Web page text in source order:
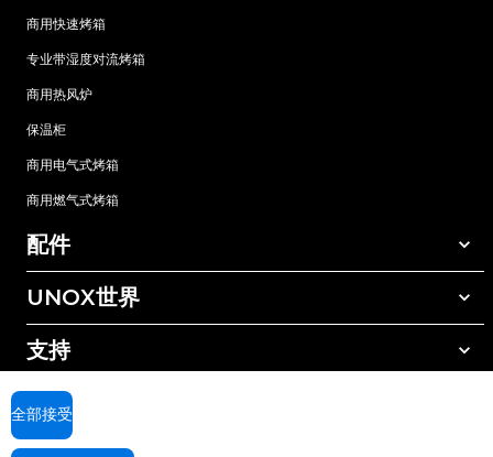
商用快速烤箱
专业带湿度对流烤箱
商用热风炉
保温柜
商用电气式烤箱
商用燃气式烤箱
配件
所有配件
手动清洗清洁剂
树脂过滤水处理
反渗透水处理
UNOX世界
我们在全球的办事处
支持
UNOX质保
查找经销商
全部接受